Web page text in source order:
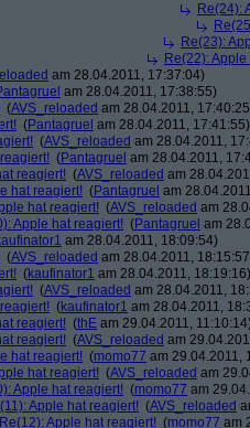
Re(24):
Re(23):
Re(22):
am 28.04.2011, 17:37:04)
am 28.04.2011, 17:38:55)
(AVS_reloaded am 28.04.2011,
(Pantagruel am 28.04.2011, 17:41:55)
(AVS_reloaded am 28.04.2011,
(Pantagruel am 28.04.2011,
reagiert! (AVS_reloaded am
hat reagiert! (Pantagruel am
hat reagiert! (AVS_reloaded am
Apple hat reagiert! (Pantagruel am
am 28.04.2011, 18:09:54)
(AVS_reloaded am 28.04.2011,
(kaufinator1 am 28.04.2011, 18:19:16)
(AVS_reloaded am 28.04.2011,
(kaufinator1 am 28.04.2011,
reagiert! (thE am 29.04.2011,
reagiert! (AVS_reloaded am
hat reagiert! (momo77 am 29.04.2011,
hat reagiert! (AVS_reloaded am
Apple hat reagiert! (momo77 am
Apple hat reagiert! (AVS_reloaded
Re(12): Apple hat reagiert! (momo77 am